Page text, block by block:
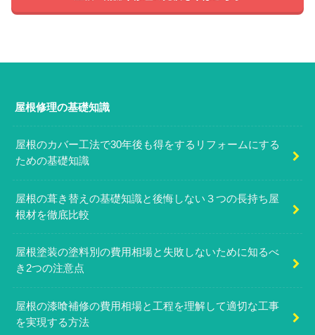
屋根修理の基礎知識
屋根のカバー工法で30年後も得をするリフォームにする
ための基礎知識
屋根の葺き替えの基礎知識と後悔しない３つの長持ち屋
根材を徹底比較
屋根塗装の塗料別の費用相場と失敗しないために知るべ
き2つの注意点
屋根の漆喰補修の費用相場と工程を理解して適切な工事
を実現する方法